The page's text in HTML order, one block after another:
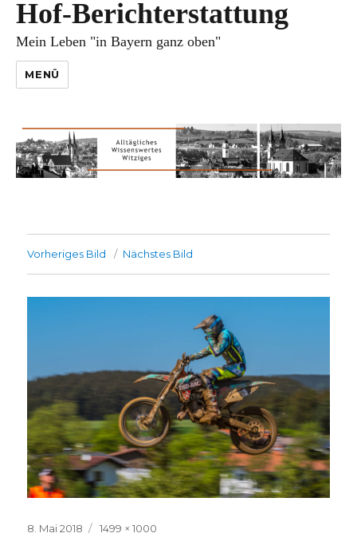
Hof-Berichterstattung
Mein Leben "in Bayern ganz oben"
MENÜ
Vorheriges Bild Nächstes Bild
Veröffentlicht
8. Mai 2018
Volle
1499 × 1000